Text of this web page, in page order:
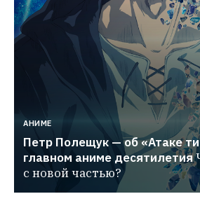
АНИМЕ
Петр Полещук — об «Атаке
главном аниме десятилетия
с новой частью?